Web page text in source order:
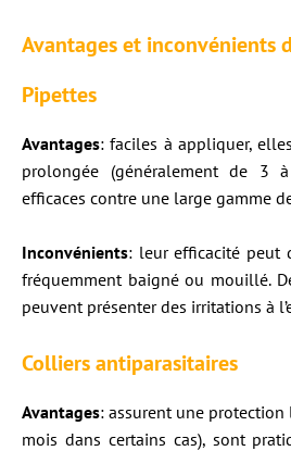
Avantages et inconvénients
Pipettes
Avantages: faciles à appliquer,
prolongée (généralement de 3
efficaces contre une large gamme
Inconvénients: leur efficacité peut
fréquemment baigné ou mouillé.
peuvent présenter des irritations à
Colliers antiparasitaires
Avantages: assurent une protection
mois dans certains cas), sont